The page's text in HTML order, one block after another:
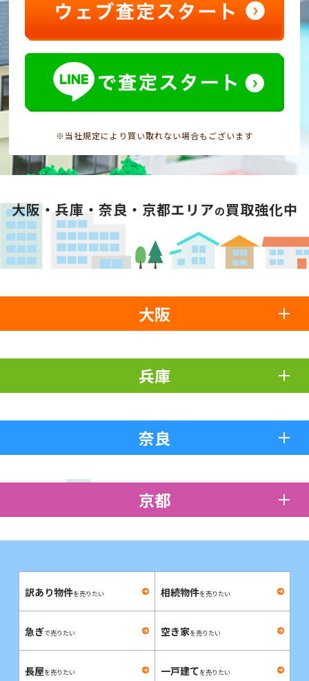
※当社規定により買い取れない場合もございます
大阪・兵庫・奈良・京都エリアの買取強化中
大阪
兵庫
奈良
京都
訳あり物件を売りたい 相続物件を売りたい
急ぎで売りたい 空き家を売りたい
長屋を売りたい 一戸建てを売りたい